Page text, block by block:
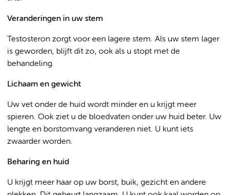
Veranderingen in uw stem
Testosteron zorgt voor een lagere stem. Als uw stem lager
is geworden, blijft dit zo, ook als u stopt met de
behandeling.
Lichaam en gewicht
Uw vet onder de huid wordt minder en u krijgt meer
spieren. Ook ziet u de bloedvaten onder uw huid beter. Uw
lengte en borstomvang veranderen niet. U kunt iets
zwaarder worden.
Beharing en huid
U krijgt meer haar op uw borst, buik, gezicht en andere